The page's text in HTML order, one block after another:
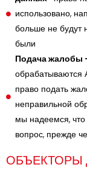
использовано,
больше не будут
были
Подача жалобы
обрабатываются
право подать
неправильной
мы надеемся,
вопрос, прежде
ОБЪЕКТОРЫ